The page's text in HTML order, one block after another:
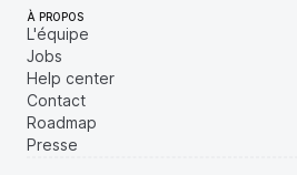
À PROPOS
L'équipe
Jobs
Help center
Contact
Roadmap
Presse